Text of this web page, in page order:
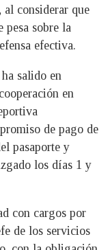
considerar que
pesa sobre la
efectiva.
salido en
en
de pago de
pasaporte y
los días 1 y
con cargos por
de los servicios